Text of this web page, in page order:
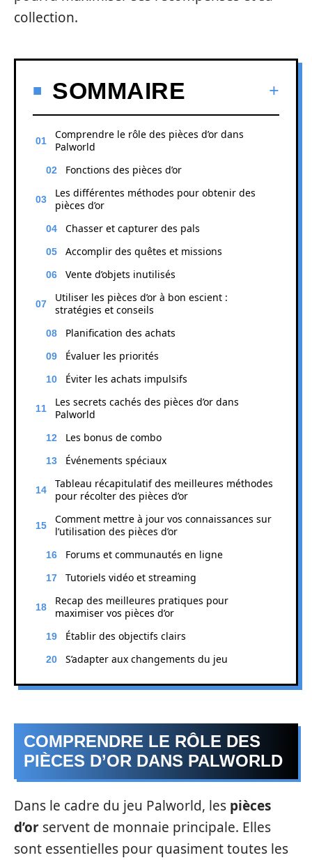
collection.
SOMMAIRE
Comprendre le rôle des pièces d’or dans
Palworld
Fonctions des pièces d’or
Les différentes méthodes pour obtenir des
pièces d’or
Chasser et capturer des pals
Accomplir des quêtes et missions
Vente d’objets inutilisés
Utiliser les pièces d’or à bon escient :
stratégies et conseils
Planification des achats
Évaluer les priorités
Éviter les achats impulsifs
Les secrets cachés des pièces d’or dans
Palworld
Les bonus de combo
Événements spéciaux
Tableau récapitulatif des meilleures méthodes
pour récolter des pièces d’or
Comment mettre à jour vos connaissances sur
l’utilisation des pièces d’or
Forums et communautés en ligne
Tutoriels vidéo et streaming
Recap des meilleures pratiques pour
maximiser vos pièces d’or
Établir des objectifs clairs
S’adapter aux changements du jeu
COMPRENDRE LE RÔLE DES
PIÈCES D’OR DANS PALWORLD
Dans le cadre du jeu Palworld, les pièces
d’or servent de monnaie principale. Elles
sont essentielles pour quasiment toutes les